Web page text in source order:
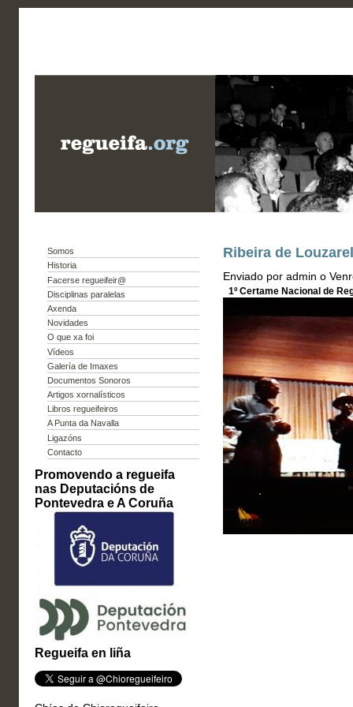
Somos
Historia
Facerse regueifeir@
Disciplinas paralelas
Axenda
Novidades
O que xa foi
Vídeos
Galería de Imaxes
Documentos Sonoros
Artigos xornalísticos
Libros regueifeiros
A Punta da Navalla
Ligazóns
Contacto
Promovendo a regueifa
nas Deputacións de
Pontevedra e A Coruña
Regueifa en liña
Ribeira de
Enviado por admin o
1º Certame Nacional de